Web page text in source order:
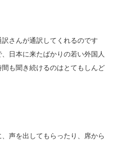
さんが通訳してくれるのです
日本に来たばかりの若い外国人
も聞き続けるのはとてもしんど
声を出してもらったり、席から